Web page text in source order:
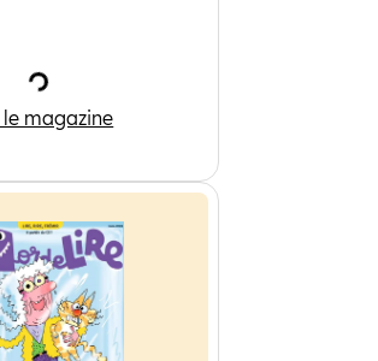
Chargement
magazine
1jour1actu